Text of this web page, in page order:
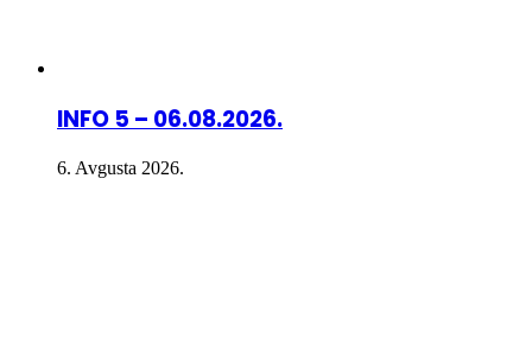
INFO 5 – 06.08.2026.
6. Avgusta 2026.